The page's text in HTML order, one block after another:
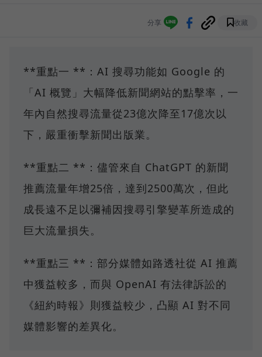
分享 收藏
**重點一 **：AI 搜尋功能如 Google 的
「AI 概覽」大幅降低新聞網站的點擊率，一
年內自然搜尋流量從23億次降至17億次以
下，嚴重衝擊新聞出版業。
**重點二 **：儘管來自 ChatGPT 的新聞
推薦流量年增25倍，達到2500萬次，但此
成長遠不足以彌補因搜尋引擎變革所造成的
巨大流量損失。
**重點三 **：部分媒體如路透社從 AI 推薦
中獲益較多，而與 OpenAI 有法律訴訟的
《紐約時報》則獲益較少，凸顯 AI 對不同
媒體影響的差異化。